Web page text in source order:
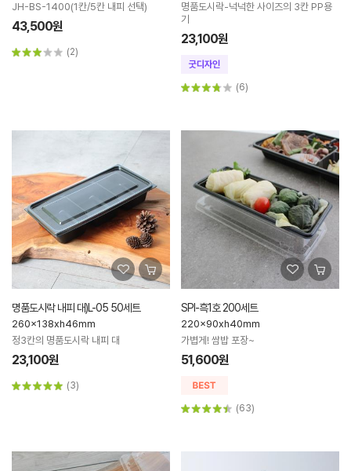
JH-BS-1400(1칸/5칸 내피 선택)
43,500원
(2)
명품도시락-넉넉한 사이즈의 3칸 PP용
기
23,100원
(6)
명품도시락 내피 대)L-05 50세트
260x138xh46mm
정3칸의 명품도시락 내피 대
23,100원
(3)
SPI-흑1호 200세트
220x90xh40mm
가볍게! 쌈밥 포장~
51,600원
(63)